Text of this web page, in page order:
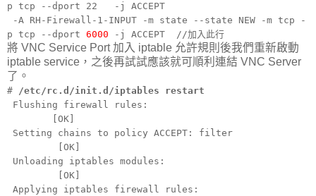
p tcp --dport 22 -j ACCEPT
-A RH-Firewall-1-INPUT -m state --state NEW -m tcp -
p tcp --dport 6000 -j ACCEPT //加入此行
將 VNC Service Port 加入 iptable 允許規則後我們重新啟動
iptable service，之後再試試應該就可順利連結 VNC Server
了。
# /etc/rc.d/init.d/iptables restart
Flushing firewall rules:
[OK]
Setting chains to policy ACCEPT: filter
[OK]
Unloading iptables modules:
[OK]
Applying iptables firewall rules: